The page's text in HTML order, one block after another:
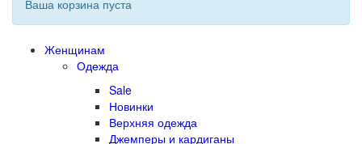
Ваша корзина пуста
Женщинам
Одежда
Sale
Новинки
Верхняя одежда
Джемперы и кардиганы